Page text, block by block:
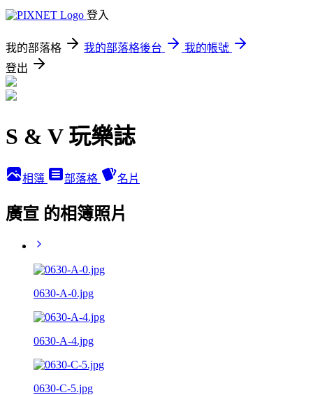
登入
我的部落格 我的部落格後台
我的帳號
登出
S & V 玩樂誌
相簿 部落格 名片
廣宣 的相簿照片
0630-A-0.jpg
0630-A-4.jpg
0630-C-5.jpg